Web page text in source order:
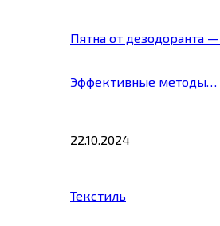
Пятна от дезодоранта
Эффективные методы…
22.10.2024
Текстиль